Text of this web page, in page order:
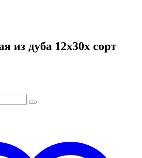
из дуба 12x30x сорт